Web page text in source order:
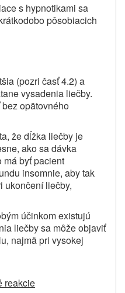
s hypnotikami sa
pôsobiacich
(pozri časť4.2) a
vysadenia liečby.
opätovného
že dĺžka liečby je
ako sa dávka
má byť pacient
insomnie, aby tak
ukončení liečby,
účinkom existujú
liečby sa môže objaviť
najmä pri vysokej
reakcie